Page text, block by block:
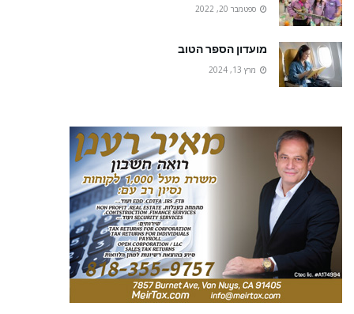
ספטמבר 20, 2022
מועדון הספר הטוב
מרץ 13, 2024